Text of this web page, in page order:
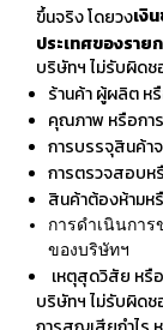
ขึ้นจริง โดยวงเงิ
ประเทศของราย
บริษัทฯ ไม่รับผิดช
ร้านค้า ผู้ผลิต
คุณภาพ หรือกา
การบรรจุสินค้า
การตรวจสอบห
สินค้าต้องห้ามห
การดำเนินกา
ของบริษัทฯ
เหตุสุดวิสัย หรื
บริษัทฯ ไม่รับผิดช